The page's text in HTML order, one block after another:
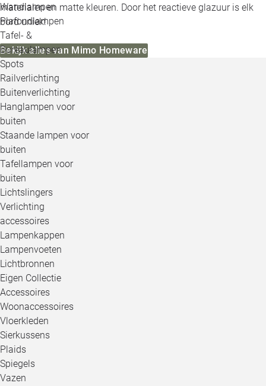
Wandlampen
Plafondlampen
Tafel- &
Bureaulampen
Spots
Railverlichting
Buitenverlichting
Hanglampen voor
buiten
Staande lampen voor
buiten
Tafellampen voor
buiten
Lichtslingers
Verlichting
accessoires
Lampenkappen
Lampenvoeten
Lichtbronnen
Eigen Collectie
Accessoires
Woonaccessoires
Vloerkleden
Sierkussens
Plaids
Spiegels
Vazen
materialen en matte kleuren. Door het reactieve glazuur is elk
bord uniek!
Bekijk alles van Mimo Homeware